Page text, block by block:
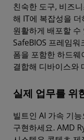
친숙한 도구, 비즈
해 IT에 복잡성을
원활하게 배포할
SafeBIOS 프레임
폼을 포함한 하드
결합해 디바이스와
실제 업무를 위
빌트인 AI 가속 기
구현하세요. AMD